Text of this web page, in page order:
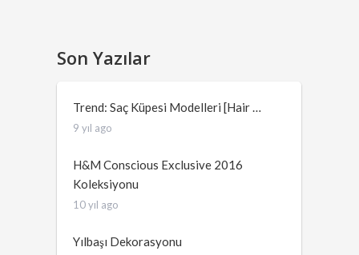
Son Yazılar
Trend: Saç Küpesi Modelleri [Hair …
9 yıl ago
H&M Conscious Exclusive 2016
Koleksiyonu
10 yıl ago
Yılbaşı Dekorasyonu